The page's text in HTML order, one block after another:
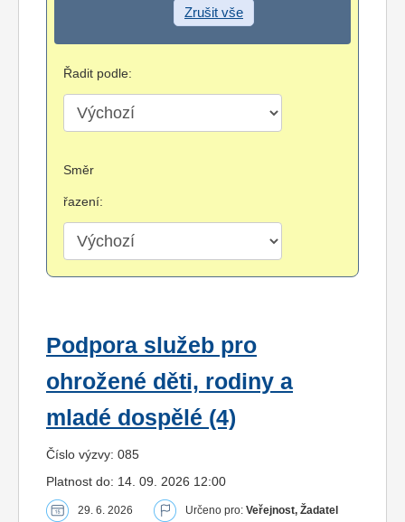
Zrušit vše
Řadit podle:
Směr
řazení:
Podpora služeb pro
ohrožené děti, rodiny a
mladé dospělé (4)
Číslo výzvy: 085
Platnost do: 14. 09. 2026 12:00
29. 6. 2026 Určeno pro: Veřejnost, Žadatel